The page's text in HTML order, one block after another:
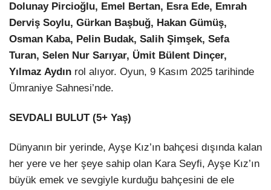
Dolunay Pircioğlu, Emel Bertan, Esra Ede, Emrah
Derviş Soylu, Gürkan Başbuğ, Hakan Gümüş,
Osman Kaba, Pelin Budak, Salih Şimşek, Sefa
Turan, Selen Nur Sarıyar, Ümit Bülent Dinçer,
Yılmaz Aydın rol alıyor. Oyun, 9 Kasım 2025 tarihinde
Ümraniye Sahnesi’nde.
SEVDALI BULUT (5+ Yaş)
Dünyanın bir yerinde, Ayşe Kız’ın bahçesi dışında kalan
her yere ve her şeye sahip olan Kara Seyfi, Ayşe Kız’ın
büyük emek ve sevgiyle kurduğu bahçesini de ele